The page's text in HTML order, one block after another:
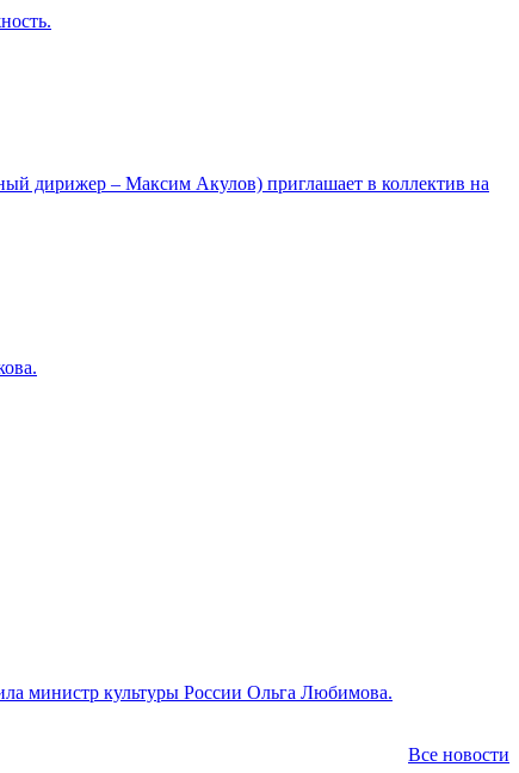
дирижер – Максим Акулов) приглашает в коллектив на
министр культуры России Ольга Любимова.
Все новости